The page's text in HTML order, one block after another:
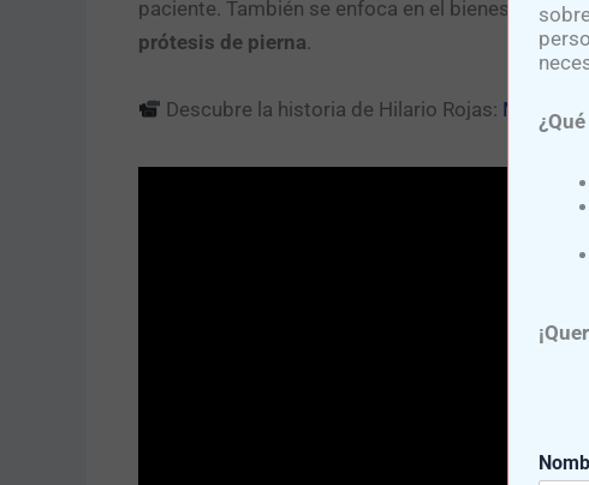
paciente. También se enfoca en el bienestar
prótesis de pierna.
Descubre la historia de Hilario Rojas: Me